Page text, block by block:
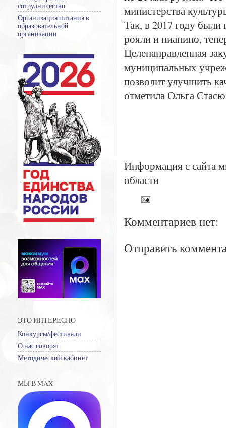
министерства
Так, в 2017 году
рояли и пианино,
Целенаправленная
муниципальных
позволит улучшить
отметила Ольга
Информация с сайта
области
Комментариев нет:
Отправить
сотрудничество
Организация питания в
образовательной
организации
ЭТО ИНТЕРЕСНО
Конкурсы/фестивали
О нас говорят
Методический кабинет
МЫ В MAX